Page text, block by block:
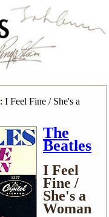
: I Feel Fine / She's a
The
Beatles
I Feel
Fine /
She's a
Woman